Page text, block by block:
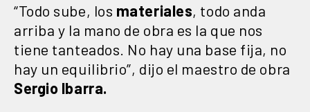
“Todo sube, los materiales, todo anda
arriba y la mano de obra es la que nos
tiene tanteados. No hay una base fija, no
hay un equilibrio”, dijo el maestro de obra
Sergio Ibarra.